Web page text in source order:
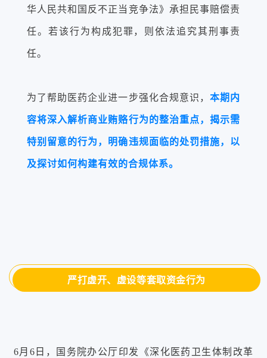
华人民共和国反不正当竞争法》承担民事赔偿责
任。若该行为构成犯罪，则依法追究其刑事责
任。
为了帮助医药企业进一步强化合规意识， 本期内
容将深入解析商业贿赂行为的整治重点，揭示需
特别留意的行为，明确违规面临的处罚措施，以
及探讨如何构建有效的合规体系。
严打虚开、虚设等套取资金行为
6月6日，国务院办公厅印发《深化医药卫生体制改革